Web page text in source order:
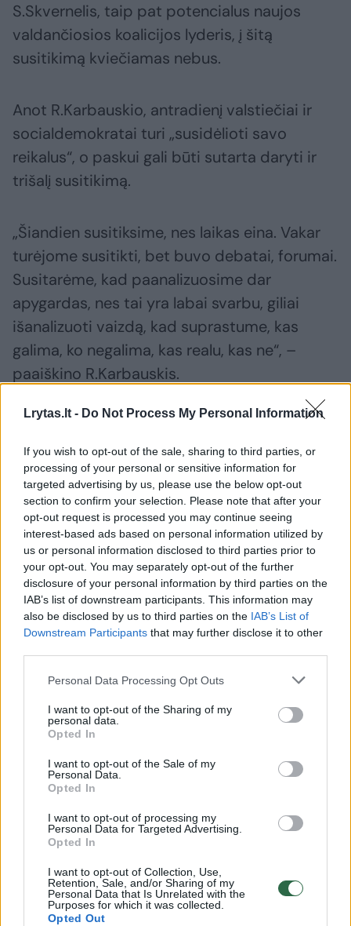
Lrytas.lt - Do Not Process My Personal Information
If you wish to opt-out of the sale, sharing to third parties, or
processing of your personal or sensitive information for
targeted advertising by us, please use the below opt-out
section to confirm your selection. Please note that after your
opt-out request is processed you may continue seeing
interest-based ads based on personal information utilized by
us or personal information disclosed to third parties prior to
your opt-out. You may separately opt-out of the further
disclosure of your personal information by third parties on the
IAB’s list of downstream participants. This information may
also be disclosed by us to third parties on the IAB’s List of
Downstream Participants that may further disclose it to other
Personal Data Processing Opt Outs
I want to opt-out of the Sharing of my
personal data.
Opted In
I want to opt-out of the Sale of my
Personal Data.
Opted In
I want to opt-out of processing my
Personal Data for Targeted Advertising.
Opted In
I want to opt-out of Collection, Use,
Retention, Sale, and/or Sharing of my
Personal Data that Is Unrelated with the
Purposes for which it was collected.
Opted Out
S.Skvernelis, taip pat potencialus naujos
valdančiosios koalicijos lyderis, į šitą
susitikimą kviečiamas nebus.
Anot R.Karbauskio, antradienį valstiečiai ir
socialdemokratai turi „susidėlioti savo
reikalus“, o paskui gali būti sutarta daryti ir
trišalį susitikimą.
„Šiandien susitiksime, nes laikas eina. Vakar
turėjome susitikti, bet buvo debatai, forumai.
Susitarėme, kad paanalizuosime dar
apygardas, nes tai yra labai svarbu, giliai
išanalizuoti vaizdą, kad suprastume, kas
galima, ko negalima, kas realu, kas ne“, –
paaiškino R.Karbauskis.
Daugiau nuotraukų (3)
Ramūnas Karbauskis.
Sekmadienį įvyko pirmasis Seimo rinkimų
turas. Vyriausiosios rinkimų komisijos (VRK)
duomenimis, daugiausia palaikymo
daugiamandatėje apygardoje sulaukė
Lietuvos socialdemokratų partija – 19,36
proc. balsų.
Visgi, nuo jų nedaug atsiliko dabartiniai
valdantieji konservatoriai, sulaukę 17,96 proc.